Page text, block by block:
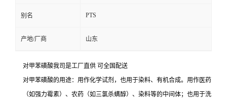
别名 PTS
产地/厂商 山东
对甲苯磺酸我司是工厂直供 可全国配送
对甲苯磺酸的用途：用作化学试剂，也用于染料、有机合成。用作医药
（如强力霉素）、农药（如三氯杀螨醇）、染料等的中间体；也用于洗